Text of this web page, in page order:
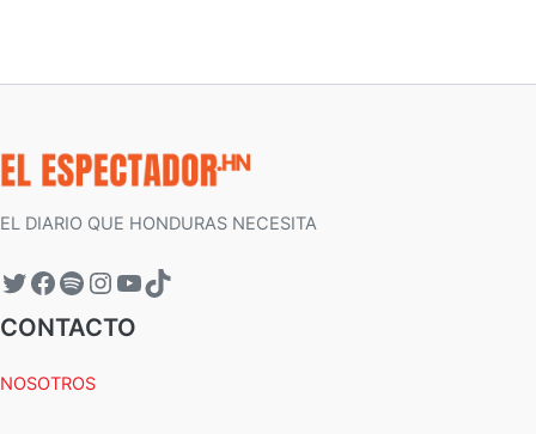
EL DIARIO QUE HONDURAS NECESITA
CONTACTO
NOSOTROS